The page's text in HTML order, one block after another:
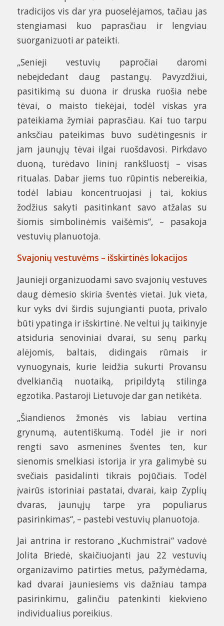
tradicijos vis dar yra puoselėjamos, tačiau jas
stengiamasi kuo paprasčiau ir lengviau
suorganizuoti ar pateikti.
„Senieji vestuvių papročiai daromi
nebeįdedant daug pastangų. Pavyzdžiui,
pasitikimą su duona ir druska ruošia nebe
tėvai, o maisto tiekėjai, todėl viskas yra
pateikiama žymiai paprasčiau. Kai tuo tarpu
anksčiau pateikimas buvo sudėtingesnis ir
jam jaunųjų tėvai ilgai ruošdavosi. Pirkdavo
duoną, turėdavo lininį rankšluostį – visas
ritualas. Dabar jiems tuo rūpintis nebereikia,
todėl labiau koncentruojasi į tai, kokius
žodžius sakyti pasitinkant savo atžalas su
šiomis simbolinėmis vaišėmis“, – pasakoja
vestuvių planuotoja.
Svajonių vestuvėms – išskirtinės lokacijos
Jaunieji organizuodami savo svajonių vestuves
daug dėmesio skiria šventės vietai. Juk vieta,
kur vyks dvi širdis sujungianti puota, privalo
būti ypatinga ir išskirtinė. Ne veltui jų taikinyje
atsiduria senoviniai dvarai, su senų parkų
alėjomis, baltais, didingais rūmais ir
vynuogynais, kurie leidžia sukurti Provansu
dvelkiančią nuotaiką, pripildytą stilinga
egzotika. Pastaroji Lietuvoje dar gan netikėta.
„Šiandienos žmonės vis labiau vertina
grynumą, autentiškumą. Todėl jie ir nori
rengti savo asmenines šventes ten, kur
sienomis smelkiasi istorija ir yra galimybė su
svečiais pasidalinti tikrais pojūčiais. Todėl
įvairūs istoriniai pastatai, dvarai, kaip Zyplių
dvaras, jaunųjų tarpe yra populiarus
pasirinkimas“, – pastebi vestuvių planuotoja.
Jai antrina ir restorano „Kuchmistrai“ vadovė
Jolita Briedė, skaičiuojanti jau 22 vestuvių
organizavimo patirties metus, pažymėdama,
kad dvarai jauniesiems vis dažniau tampa
pasirinkimu, galinčiu patenkinti kiekvieno
individualius poreikius.